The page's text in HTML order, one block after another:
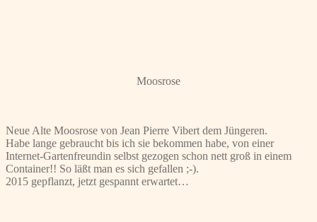
Moosrose
Neue Alte Moosrose von Jean Pierre Vibert dem Jüngeren.
Habe lange gebraucht bis ich sie bekommen habe, von einer
Internet-Gartenfreundin selbst gezogen schon nett groß in einem
Container!! So läßt man es sich gefallen ;-).
2015 gepflanzt, jetzt gespannt erwartet…